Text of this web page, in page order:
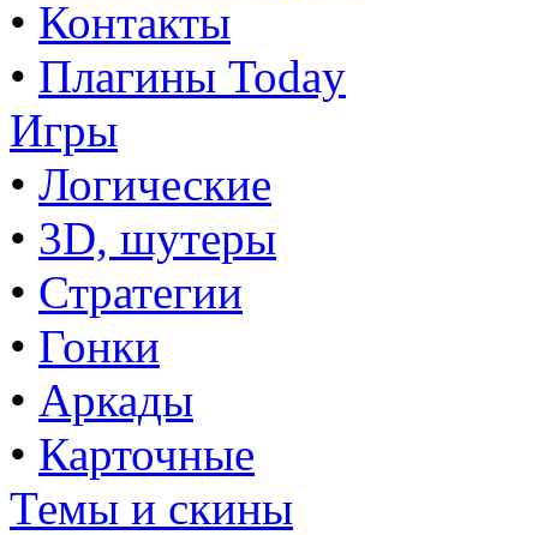
• Контакты
• Плагины Today
Игры
• Логические
• 3D, шутеры
• Стратегии
• Гонки
• Аркады
• Карточные
Темы и скины